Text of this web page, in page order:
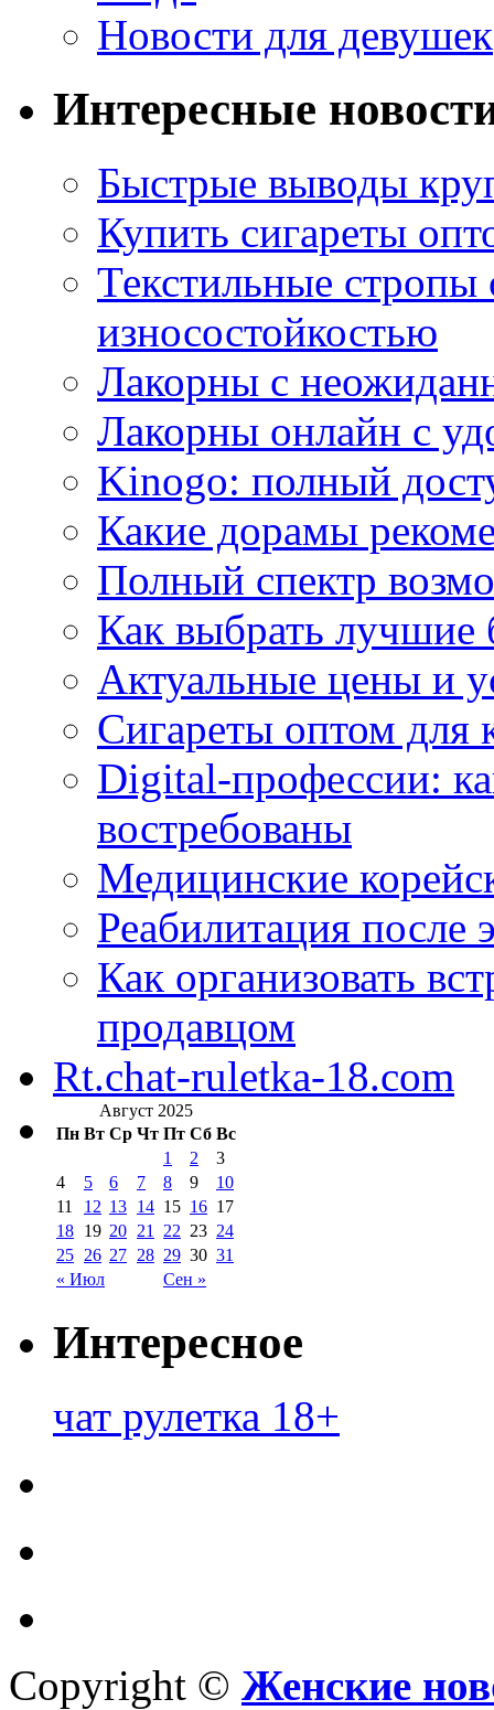
Новости для девушек
Интересные
Быстрые выводы
Купить сигареты
Текстильные
износостойкостью
Лакорны с
Лакорны онлайн с
Kinogo: полный
Какие дорамы
Полный спектр
Как выбрать
Актуальные цены и
Сигареты оптом для
Digital-профессии:
востребованы
Медицинские
Реабилитация после
Как организовать
продавцом
Rt.chat-ruletka-18.com
Август 2025
Пн Вт Ср Чт Пт Сб Вс
« Июл Сен »
1 2
3
4
5 6 7 8 9
10
11
12 13 14 15 16 17
18 19 20 21 22 23 24
25 26 27 28 29 30 31
Интересное
чат рулетка 18+
Copyright © Женские